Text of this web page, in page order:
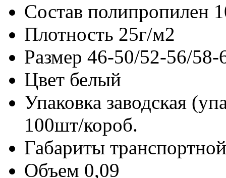
Состав полипропилен
Плотность 25г/м2
Размер 46-50/52-56/58-
Цвет белый
Упаковка заводская
100шт/короб.
Габариты
Объем 0,09